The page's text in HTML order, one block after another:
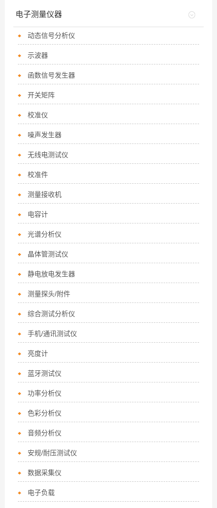
电子测量仪器
动态信号分析仪
示波器
函数信号发生器
开关矩阵
校准仪
噪声发生器
无线电测试仪
校准件
测量接收机
电容计
光谱分析仪
晶体管测试仪
静电放电发生器
测量探头/附件
综合测试分析仪
手机/通讯测试仪
亮度计
蓝牙测试仪
功率分析仪
色彩分析仪
音频分析仪
安规/耐压测试仪
数据采集仪
电子负载